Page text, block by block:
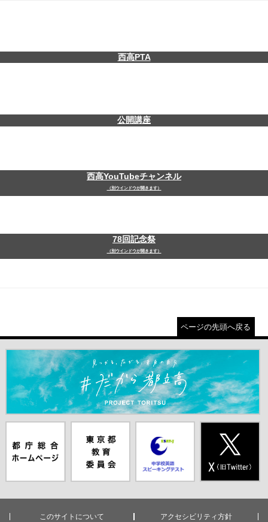
西高PTA
公開講座
西高YouTubeチャンネル
（別ウインドウが開きます）
78回記念祭
（別ウインドウが開きます）
ページの先頭へ戻る
＃だから都立高（別ウインドウが開きます）
ムページ（別
ウインドウが
員会（別ウイ
ンドウが開き
ピーキングテ
スト（別ウイ
ンドウが開き
（別ウインド
ウが開きま
す）
このサイトについて アクセシビリティ方針